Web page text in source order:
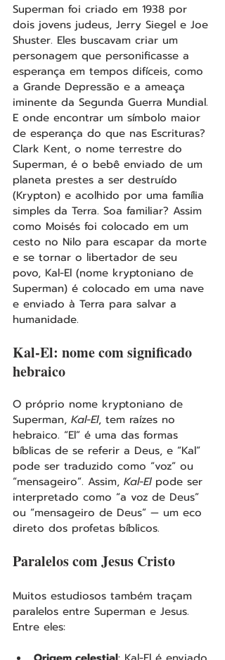
Superman foi criado em 1938 por
dois jovens judeus, Jerry Siegel e Joe
Shuster. Eles buscavam criar um
personagem que personificasse a
esperança em tempos difíceis, como
a Grande Depressão e a ameaça
iminente da Segunda Guerra Mundial.
E onde encontrar um símbolo maior
de esperança do que nas Escrituras?
Clark Kent, o nome terrestre do
Superman, é o bebê enviado de um
planeta prestes a ser destruído
(Krypton) e acolhido por uma família
simples da Terra. Soa familiar? Assim
como Moisés foi colocado em um
cesto no Nilo para escapar da morte
e se tornar o libertador de seu
povo, Kal-El (nome kryptoniano de
Superman) é colocado em uma nave
e enviado à Terra para salvar a
humanidade.
Kal-El: nome com significado
hebraico
O próprio nome kryptoniano de
Superman, Kal-El, tem raízes no
hebraico. “El” é uma das formas
bíblicas de se referir a Deus, e “Kal”
pode ser traduzido como “voz” ou
“mensageiro”. Assim, Kal-El pode ser
interpretado como “a voz de Deus”
ou “mensageiro de Deus” — um eco
direto dos profetas bíblicos.
Paralelos com Jesus Cristo
Muitos estudiosos também traçam
paralelos entre Superman e Jesus.
Entre eles: